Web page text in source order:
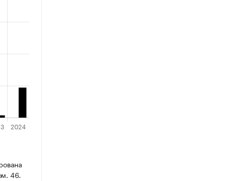
46.